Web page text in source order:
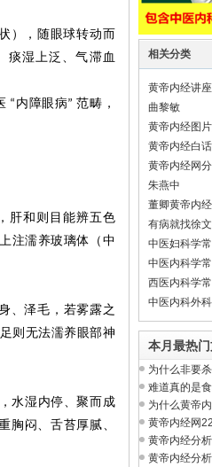
），随眼球转动而
痰湿上泛、气滞血
“ 内障眼病”范畴，
肝和则目能辨五色
注濡养玻璃体（中
、泽毛，若雾露之
则无法濡养眼部神
水湿内停、聚而成
胸闷、舌苔厚腻、
相关分类
黄帝内经讲座
曲黎敏
黄帝内经图
黄帝内经白
黄帝内经网
录导航
朱燕中
董卿黄帝内经
有病就找徐
中医妇科学
中医内科学
西医内科学
中医内科外
见疾病
本月最热
为什么非要
不从提升人体
难道真的是
问题吗？
为什么黄帝
完整的方剂学
黄帝内经网
见病视频全集
黄帝内经分
性喉炎）的中
黄帝内经分